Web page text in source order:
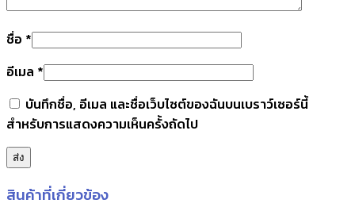
ชื่อ *
อีเมล *
บันทึกชื่อ, อีเมล และชื่อเว็บไซต์ของฉันบนเบราว์เซอร์นี้
สำหรับการแสดงความเห็นครั้งถัดไป
สินค้าที่เกี่ยวข้อง